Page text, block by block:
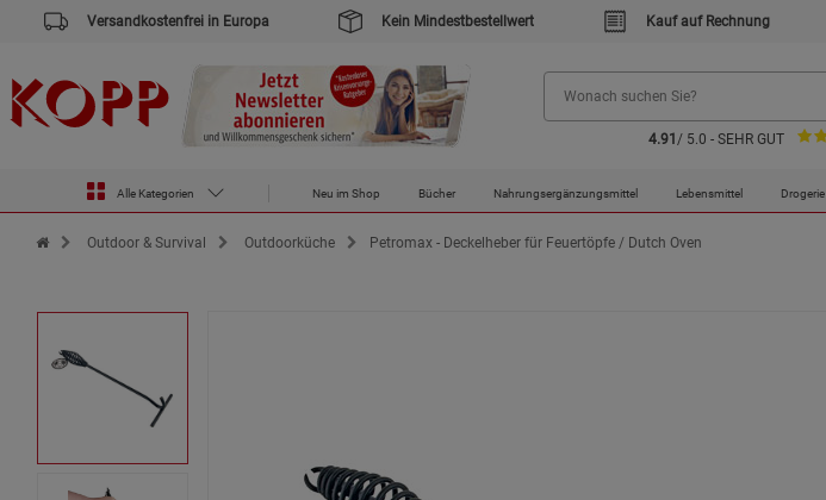
Versandkostenfrei in Europa Kein Mindestbestellwert Kauf auf Rechnung
4.91 / 5.0 - SEHR GUT
Alle Kategorien Neu im Shop Bücher Nahrungsergänzungsmittel Lebensmittel Drogerie
Zur Startseite des Kopp Verlag Online-Shop
Outdoor & Survival Outdoorküche Petromax - Deckelheber für Feuertöpfe / Dutch Oven